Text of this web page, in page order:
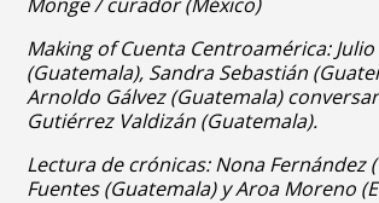
Making of Cuenta Centroamérica:
(Guatemala), Sandra Sebastián
Arnoldo Gálvez (Guatemala)
Gutiérrez Valdizán (Guatemala).
Lectura de crónicas:Nona Fernández
Fuentes (Guatemala) y Aroa Moreno